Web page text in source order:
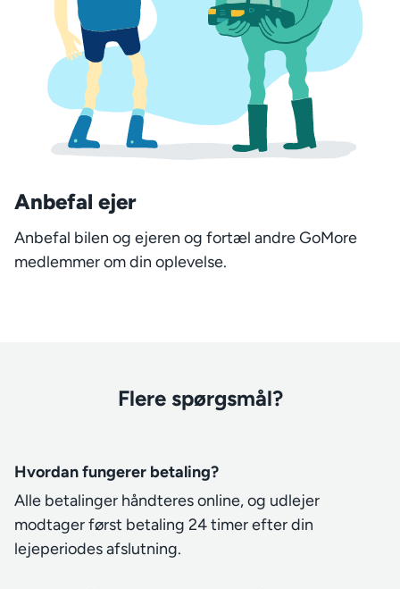
Anbefal ejer
Anbefal bilen og ejeren og fortæl andre GoMore
medlemmer om din oplevelse.
Flere spørgsmål?
Hvordan fungerer betaling?
Alle betalinger håndteres online, og udlejer
modtager først betaling 24 timer efter din
lejeperiodes afslutning.